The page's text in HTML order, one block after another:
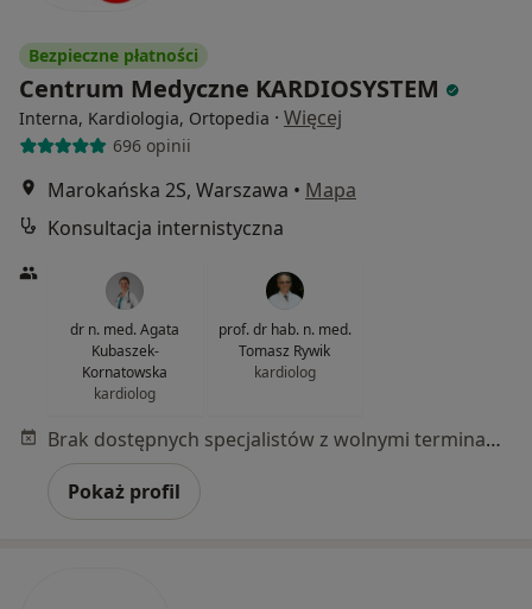
Bezpieczne płatności
Centrum Medyczne KARDIOSYSTEM
Interna, Kardiologia, Ortopedia · Więcej
696 opinii
Marokańska 2S, Warszawa • Mapa
Konsultacja internistyczna
dr n. med. Agata
Kubaszek-
Kornatowska
kardiolog
prof. dr hab. n. med.
Tomasz Rywik
kardiolog
Brak dostępnych specjalistów z wolnymi terminami w tym centrum medycznym.
Pokaż profil